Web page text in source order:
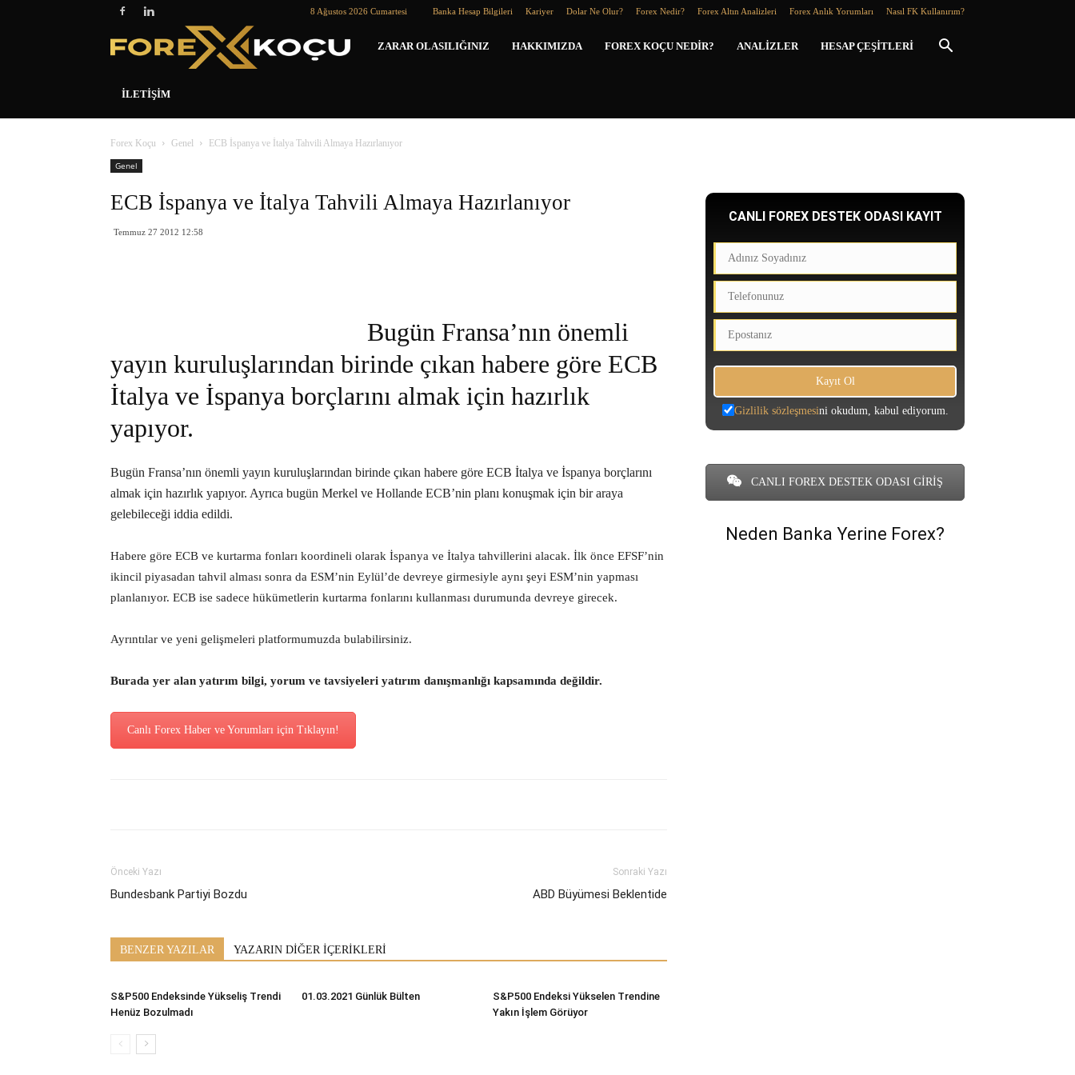
8 Ağustos 2026 Cumartesi Banka Hesap Bilgileri Kariyer Dolar Ne Olur? Forex Nedir? Forex Altın Analizleri Forex Anlık Yorumları Nasıl FK Kullanırım?
Forex
ZARAR OLASILIĞINIZ HAKKIMIZDA FOREX KOÇU NEDIR? ANALIZLER HESAP ÇEŞITLERI
İLETIŞIM
Forex Koçu Genel
ECB İspanya ve İtalya Tahvili Almaya Hazırlanıyor
Genel
ECB İspanya ve İtalya Tahvili Almaya Hazırlanıyor
Temmuz 27 2012 12:58
Bugün Fransa’nın önemli
yayın kuruluşlarından birinde çıkan habere göre ECB
İtalya ve İspanya borçlarını almak için hazırlık
yapıyor.
Bugün Fransa’nın önemli yayın kuruluşlarından birinde çıkan habere göre ECB İtalya ve İspanya borçlarını
almak için hazırlık yapıyor. Ayrıca bugün Merkel ve Hollande ECB’nin planı konuşmak için bir araya
gelebileceği iddia edildi.
Habere göre ECB ve kurtarma fonları koordineli olarak İspanya ve İtalya tahvillerini alacak. İlk önce EFSF’nin
ikincil piyasadan tahvil alması sonra da ESM’nin Eylül’de devreye girmesiyle aynı şeyi ESM’nin yapması
planlanıyor. ECB ise sadece hükümetlerin kurtarma fonlarını kullanması durumunda devreye girecek.
Ayrıntılar ve yeni gelişmeleri platformumuzda bulabilirsiniz.
Burada yer alan yatırım bilgi, yorum ve tavsiyeleri yatırım danışmanlığı kapsamında değildir.
Canlı Forex Haber ve Yorumları için Tıklayın!
Önceki Yazı
Bundesbank Partiyi Bozdu
Sonraki Yazı
ABD Büyümesi Beklentide
BENZER YAZILAR YAZARIN DİĞER İÇERİKLERİ
S&P500 Endeksinde Yükseliş Trendi
Henüz Bozulmadı
01.03.2021 Günlük Bülten
S&P500 Endeksi Yükselen Trendine
Yakın İşlem Görüyor
CANLI FOREX DESTEK ODASI KAYIT
Gizlilik sözleşmesini okudum, kabul ediyorum.
CANLI FOREX DESTEK ODASI GİRİŞ
Neden Banka Yerine Forex?